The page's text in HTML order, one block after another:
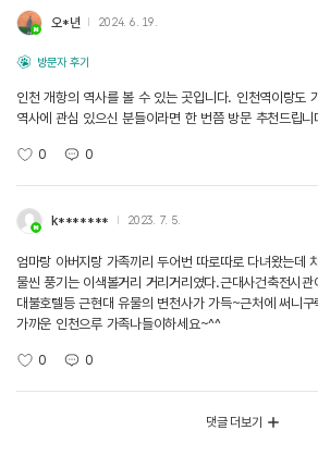
오*년 2024. 6. 19.
방문자 후기
인천 개항의 역사를 볼 수 있는 곳입니다. 인천역이랑도
역사에 관심 있으신 분들이라면 한 번쯤 방문 추천드립니
0 0
k******* 2023. 7. 5.
엄마랑 아버지랑 가족끼리 두어번 따로따로 다녀왔는데
물씬 풍기는 이색볼거리 거리거리였다.근대사건축전시관
대불호텔등 근현대 유물의 변천사가 가득~근처에 써니
가까운 인천으루 가족나들이하세요~^^
0 0
댓글 더보기